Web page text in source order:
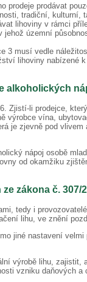
prodeje prodávat
tradiční, kulturní,
lihoviny v rámci
jehož územní
3 musí vedle
lihoviny nabízené
alkoholických
Zjistí-li prodejce,
výrobce vína,
je zjevně pod
nápoj osobě
od okamžiku
zákona č. 307/
tedy i
lihu, ve znění
jiné nastavení
výrobě lihu, zajistit,
vzniku daňových